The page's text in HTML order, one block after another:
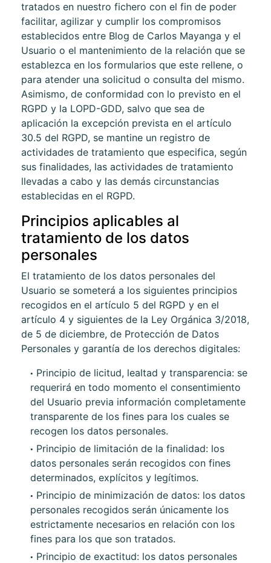
tratados en nuestro fichero con el fin de poder
facilitar, agilizar y cumplir los compromisos
establecidos entre Blog de Carlos Mayanga y el
Usuario o el mantenimiento de la relación que se
establezca en los formularios que este rellene, o
para atender una solicitud o consulta del mismo.
Asimismo, de conformidad con lo previsto en el
RGPD y la LOPD-GDD, salvo que sea de
aplicación la excepción prevista en el artículo
30.5 del RGPD, se mantine un registro de
actividades de tratamiento que especifica, según
sus finalidades, las actividades de tratamiento
llevadas a cabo y las demás circunstancias
establecidas en el RGPD.
Principios aplicables al
tratamiento de los datos
personales
El tratamiento de los datos personales del
Usuario se someterá a los siguientes principios
recogidos en el artículo 5 del RGPD y en el
artículo 4 y siguientes de la Ley Orgánica 3/2018,
de 5 de diciembre, de Protección de Datos
Personales y garantía de los derechos digitales:
Principio de licitud, lealtad y transparencia: se
requerirá en todo momento el consentimiento
del Usuario previa información completamente
transparente de los fines para los cuales se
recogen los datos personales.
Principio de limitación de la finalidad: los
datos personales serán recogidos con fines
determinados, explícitos y legítimos.
Principio de minimización de datos: los datos
personales recogidos serán únicamente los
estrictamente necesarios en relación con los
fines para los que son tratados.
Principio de exactitud: los datos personales